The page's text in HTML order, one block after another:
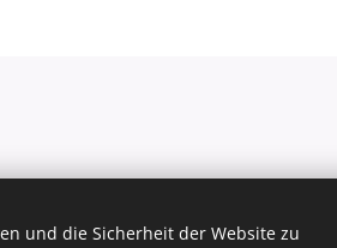
Cookies
und die Sicherheit der Website zu